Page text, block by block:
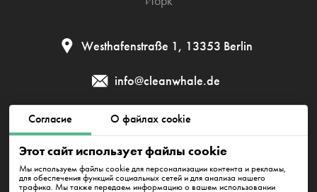
Согласие О файлах cookie
Этот сайт использует файлы cookie
Мы используем файлы cookie для персонализации контента и рекламы,
для обеспечения функций социальных сетей и для анализа нашего
трафика. Мы также передаем информацию о вашем использовании
Westhafenstraße 1, 13353 Berlin
info@cleanwhale.de
Публичный договор
Политика использования файлов cookie